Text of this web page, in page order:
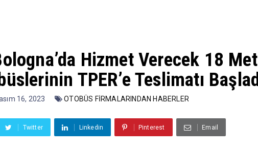
Hizmet Verecek 18
TPER’e Teslimatı
16, 2023 OTOBÜS FİRMALARINDAN HABERLER
Twitter Linkedin Pinterest Email